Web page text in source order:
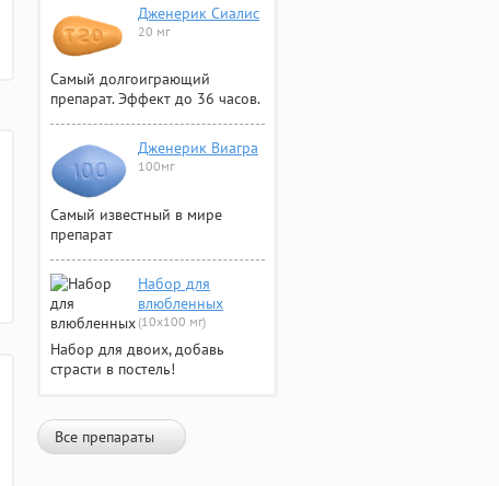
Дженерик Сиалис
20 мг
Самый долгоиграющий
препарат. Эффект до 36 часов.
Дженерик Виагра
100мг
Самый известный в мире
препарат
Набор для
влюбленных
(10х100 мг)
Набор для двоих, добавь
страсти в постель!
Все препараты